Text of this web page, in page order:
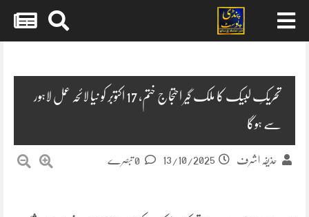
تحریکِ لبیک کا ملک گیر احتجاج ختم، 17 اکتوبر کو نیا لائحہ عمل لاہور
سے ہوگا
حذیفہ اشرف 13/10/2025